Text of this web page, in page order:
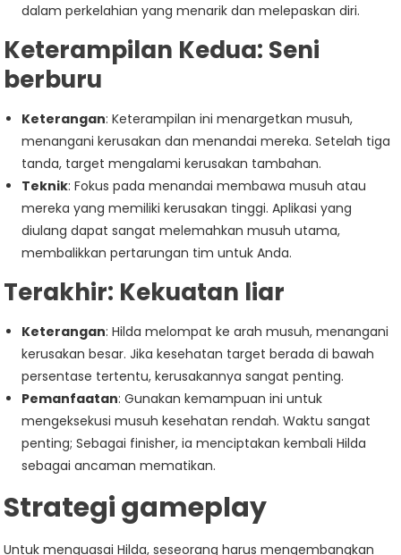
dalam perkelahian yang menarik dan melepaskan diri.
Keterampilan Kedua: Seni
berburu
Keterangan: Keterampilan ini menargetkan musuh,
menangani kerusakan dan menandai mereka. Setelah tiga
tanda, target mengalami kerusakan tambahan.
Teknik: Fokus pada menandai membawa musuh atau
mereka yang memiliki kerusakan tinggi. Aplikasi yang
diulang dapat sangat melemahkan musuh utama,
membalikkan pertarungan tim untuk Anda.
Terakhir: Kekuatan liar
Keterangan: Hilda melompat ke arah musuh, menangani
kerusakan besar. Jika kesehatan target berada di bawah
persentase tertentu, kerusakannya sangat penting.
Pemanfaatan: Gunakan kemampuan ini untuk
mengeksekusi musuh kesehatan rendah. Waktu sangat
penting; Sebagai finisher, ia menciptakan kembali Hilda
sebagai ancaman mematikan.
Strategi gameplay
Untuk menguasai Hilda, seseorang harus mengembangkan